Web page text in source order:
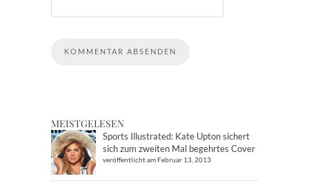
MEISTGELESEN
Sports Illustrated: Kate Upton sichert
sich zum zweiten Mal begehrtes Cover
veröffentlicht am Februar 13, 2013